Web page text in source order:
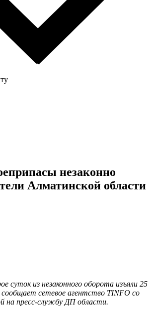
незаконно
Алматинской области
суток из незаконного оборота изъяли 25
сетевое агентство TINFO со
на пресс-службу ДП области.